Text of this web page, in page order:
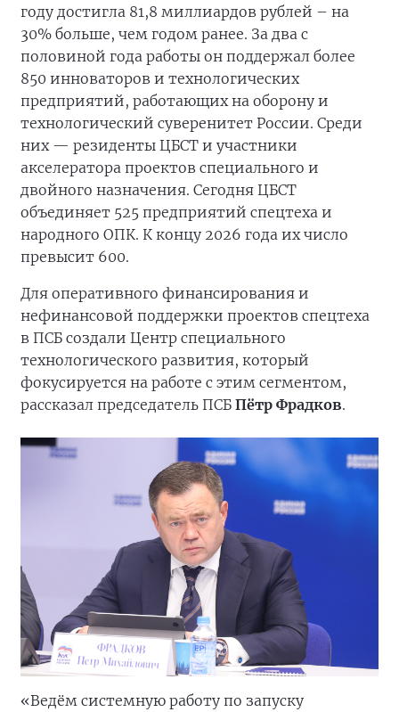
году достигла 81,8 миллиардов рублей – на
30% больше, чем годом ранее. За два с
половиной года работы он поддержал более
850 инноваторов и технологических
предприятий, работающих на оборону и
технологический суверенитет России. Среди
них — резиденты ЦБСТ и участники
акселератора проектов специального и
двойного назначения. Сегодня ЦБСТ
объединяет 525 предприятий спецтеха и
народного ОПК. К концу 2026 года их число
превысит 600.
Для оперативного финансирования и
нефинансовой поддержки проектов спецтеха
в ПСБ создали Центр специального
технологического развития, который
фокусируется на работе с этим сегментом,
рассказал председатель ПСБ Пётр Фрадков.
«Ведём системную работу по запуску